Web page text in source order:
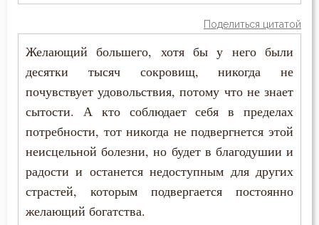
Человек
Честолюбие
Чревоугодие
Чудо
Поделиться цитатой
Желающий большего, хотя бы у него были
десятки тысяч сокровищ, никогда не
почувствует удовольствия, потому что не знает
сытости. А кто соблюдает себя в пределах
потребности, тот никогда не подвергнется этой
неисцельной болезни, но будет в благодушии и
радости и останется недоступным для других
страстей, которым подвергается постоянно
желающий богатства.